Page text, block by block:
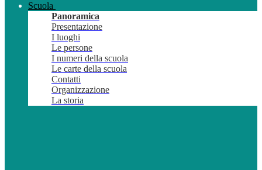
Scuola
Panoramica
Presentazione
I luoghi
Le persone
I numeri della scuola
Le carte della scuola
Contatti
Organizzazione
La storia